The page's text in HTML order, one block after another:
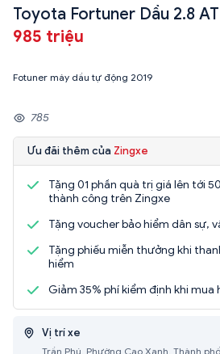
Toyota Fortuner Dầu 2.8
985 triệu
Fotuner máy dầu tự động 2019
785
Ưu đãi thêm của Zingxe
Tặng 01 phần quà trị giá lên tới
thành công trên Zingxe
Tặng voucher bảo hiểm dân sự,
Tặng phiếu miễn thưởng khi
hiểm
Giảm 35% phí kiểm định khi mua
Vị trí xe
Trần Phú, Phường Cao Xanh, Thành